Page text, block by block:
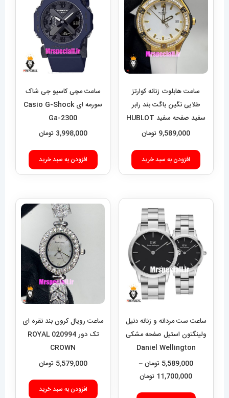
ساعت هابلوت زنانه کوارتز
طلایی نگین باگت بند رابر
سفید صفحه سفید HUBLOT
BIG BANG 020992
9,589,000 تومان
افزودن به سبد خرید
ساعت مچی کاسیو جی شاک
سورمه ای Casio G-Shock
Ga-2300
3,998,000 تومان
افزودن به سبد خرید
ساعت ست مردانه و زنانه دنیل
ولینگتون استیل صفحه مشکی
Daniel Wellington
020551
5,589,000 تومان–
11,700,000 تومانمحدوده
این
ساعت رویال کرون بند نقره ای
تک دور 020994 ROYAL
CROWN
5,579,000 تومان
افزودن به سبد خرید